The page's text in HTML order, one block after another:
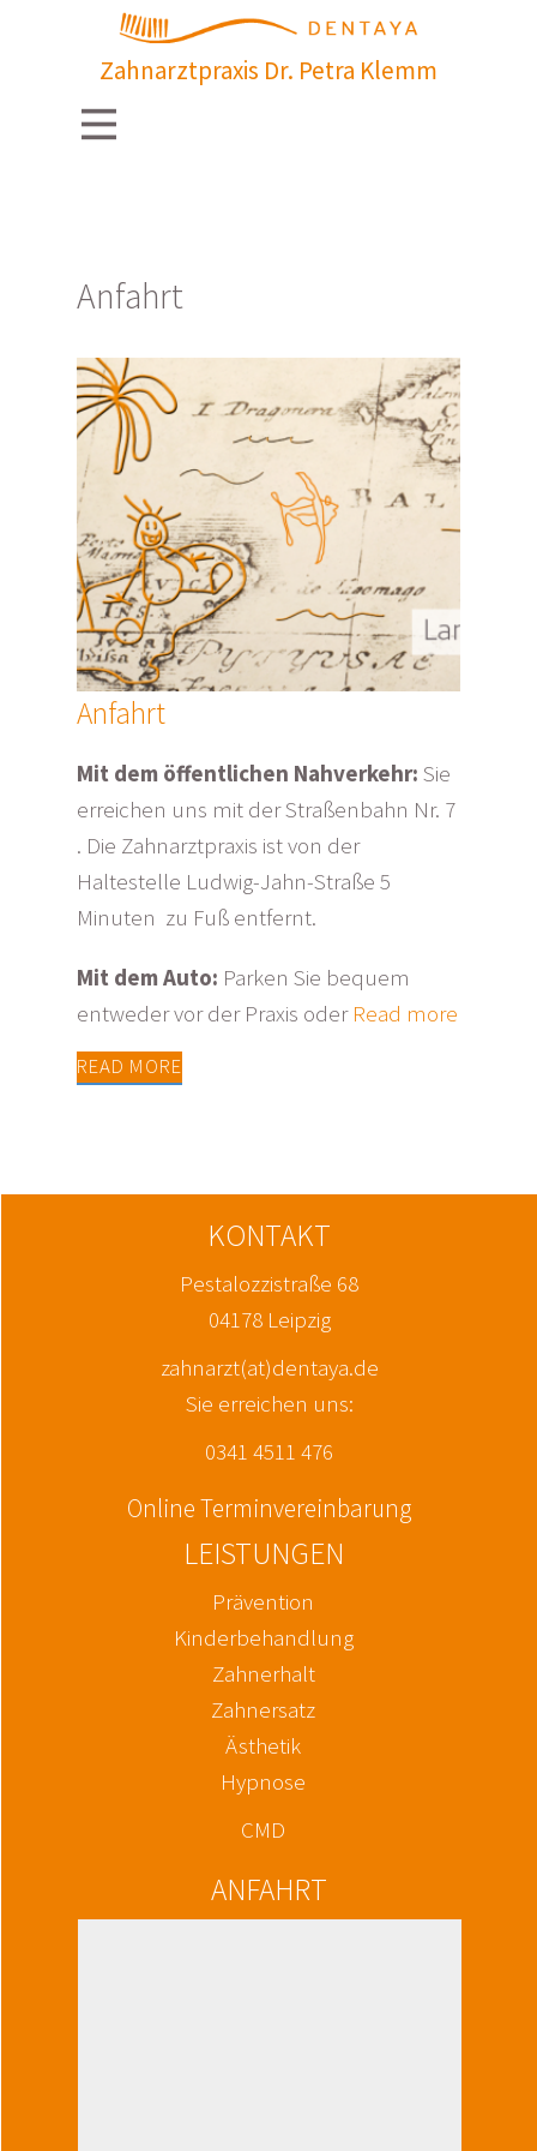
Zahnarztpraxis Dr. Petra Klemm
Anfahrt
Anfahrt
Mit dem öffentlichen Nahverkehr: Sie
erreichen uns mit der Straßenbahn Nr. 7
. Die Zahnarztpraxis ist von der
Haltestelle Ludwig-Jahn-Straße 5
Minuten zu Fuß entfernt.
Mit dem Auto: Parken Sie bequem
entweder vor der Praxis oder Read more
READ MORE
KONTAKT
Pestalozzistraße 68
04178 Leipzig
zahnarzt(at)dentaya.de
Sie erreichen uns:
0341 4511 476
Online Terminvereinbarung
LEISTUNGEN
Prävention
Kinderbehandlung
Zahnerhalt
Zahnersatz
Ästhetik
Hypnose
CMD
ANFAHRT